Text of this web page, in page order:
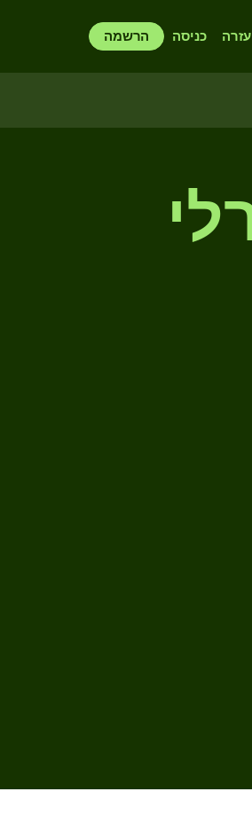
עזרה כניסה הרשמה